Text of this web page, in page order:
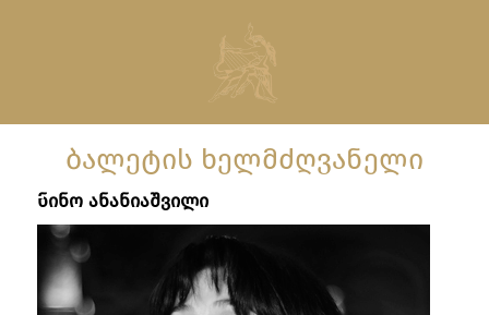
ᲑᲐᲚᲔᲢᲘᲡ ᲮᲔᲚᲛᲫᲦᲕᲐᲜᲔᲚᲘ
ნინო ანანიაშვილი